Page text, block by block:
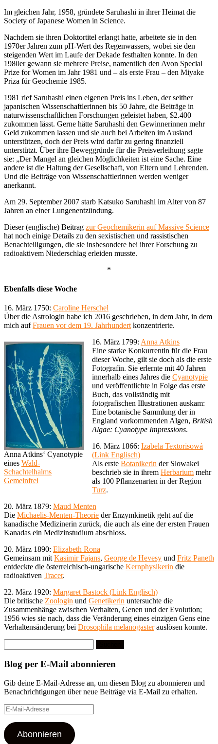
Im gleichen Jahr, 1958, gründete Saruhashi in ihrer Heimat die
Society of Japanese Women in Science.
Nachdem sie ihren Doktortitel erlangt hatte, arbeitete sie in den
1970er Jahren zum pH-Wert des Regenwassers, wobei sie den
steigenden Wert im Laufe der Dekade festhalten konnte. In den
1980er gewann sie mehrere Preise, namentlich den Avon Special
Prize for Women im Jahr 1981 und – als erste Frau – den Miyake
Priza für Geochemie 1985.
1981 rief Saruhashi einen eigenen Preis ins Leben, der seither
japanischen Wissenschaftlerinnen bis 50 Jahre, die Beiträge in
naturwissenschaftlichen Forschungen geleistet haben, $2.400
zukommen lässt. Gerne hätte Saruhashi den Gewinnerinnen mehr
Geld zukommen lassen und sie auch bei Arbeiten im Ausland
unterstützen, doch der Preis wird dafür zu gering finanziell
unterstützt. Über ihre Beweggründe für die Preisverleihung sagte
sie: „Der Mangel an gleichen Möglichkeiten ist eine Sache. Eine
andere ist die Haltung der Gesellschaft, von Eltern und Lehrenden.
Und die Beiträge von Wissenschaftlerinnen werden weniger
anerkannt.
Am 29. September 2007 starb Katsuko Saruhashi im Alter von 87
Jahren an einer Lungenentzündung.
Dieser (englische) Beitrag zur Geochemikerin auf Massive Science
hat noch einige Details zu den sexistischen und rassistischen
Benachteiligungen, die sie insbesondere bei ihrer Forschung zu
radioaktivem Niederschlag erleiden musste.
*
Ebenfalls diese Woche
16. März 1750: Caroline Herschel
Über die Astrologin habe ich 2016 geschrieben, in dem Jahr, in dem
mich aufFrauen vor dem 19. Jahrhundert konzentrierte.
Anna Atkins‘ Cyanotypie
eines Wald-
Schachtelhalms
Gemeinfrei
16. März 1799: Anna Atkins
Eine starke Konkurrentin für die Frau
dieser Woche, gilt sie doch als die erste
Fotografin. Sie erlernte mit 40 Jahren
innerhalb eines Jahres die Cyanotypie
und veröffentlichte in Folge das erste
Buch, das vollständig mit
fotografischen Illustrationen auskam:
Eine botanische Sammlung der in
England vorkommenden Algen, British
Algae: Cyanotype Impressions.
16. März 1866: Izabela Textorisowá
(Link Englisch)
Als erste Botanikerin der Slowakei
beschrieb sie in ihrem Herbarium mehr
als 100 Pflanzenarten in der Region
Turz.
20. März 1879: Maud Menten
Die Michaelis-Menten-Theorie der Enzymkinetik geht auf die
kanadische Medizinerin zurück, die auch als eine der ersten Frauen
Kanadas ein Medizinstudium abschloss.
20. März 1890: Elizabeth Rona
Gemeinsam mit Kasimir Fajans, George de Hevesy und Fritz Paneth
entdeckte die österreichisch-ungarische Kernphysikerin die
radioaktiven Tracer.
22. März 1920: Margaret Bastock (Link Englisch)
Die britische Zoologin und Genetikerin untersuchte die
Zusammenhänge zwischen Verhalten, Genen und der Evolution;
1956 wies sie nach, dass die Veränderung eines einzigen Gens eine
Verhaltensänderung bei Drosophila melanogasterauslösen konnte.
nach:
Blog per E-Mail abonnieren
Gib deine E-Mail-Adresse an, um diesen Blog zu abonnieren und
Benachrichtigungen über neue Beiträge via E-Mail zu erhalten.
E-
Mail-
Adresse
Abonnieren